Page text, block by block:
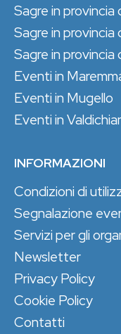
Sagre in provincia
Sagre in provincia
Sagre in provincia
Eventi in
Eventi in Mugello
Eventi in
INFORMAZIONI
Condizioni di
Segnalazione
Servizi per gli
Newsletter
Privacy Policy
Cookie Policy
Contatti